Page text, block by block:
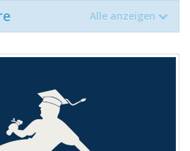
Alle anzeigen